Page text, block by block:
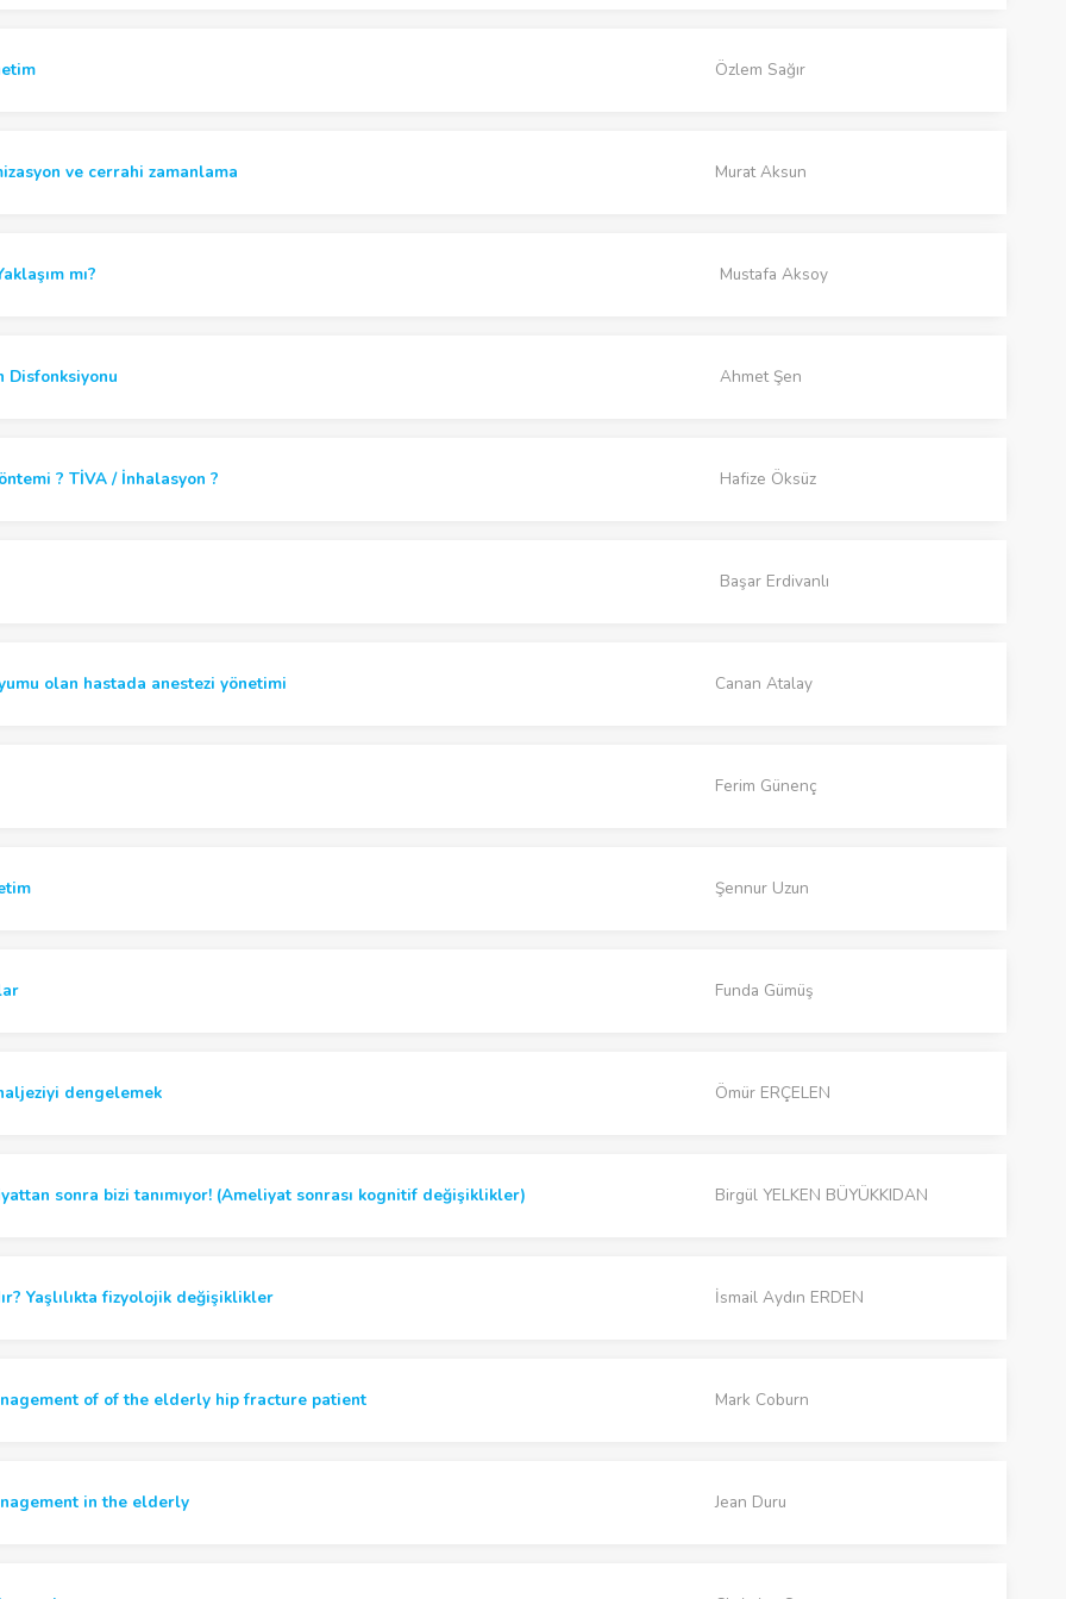
Özlem Sağır
ve cerrahi zamanlama Murat Aksun
mı? Mustafa Aksoy
Disfonksiyonu Ahmet Şen
? TİVA / İnhalasyon ? Hafize Öksüz
Başar Erdivanlı
olan hastada anestezi yönetimi Canan Atalay
Ferim Günenç
Şennur Uzun
Funda Gümüş
dengelemek Ömür ERÇELEN
sonra bizi tanımıyor! (Ameliyat sonrası kognitif değişiklikler) Birgül YELKEN BÜYÜKKIDAN
Yaşlılıkta fizyolojik değişiklikler İsmail Aydın ERDEN
of of the elderly hip fracture patient Mark Coburn
in the elderly Jean Duru